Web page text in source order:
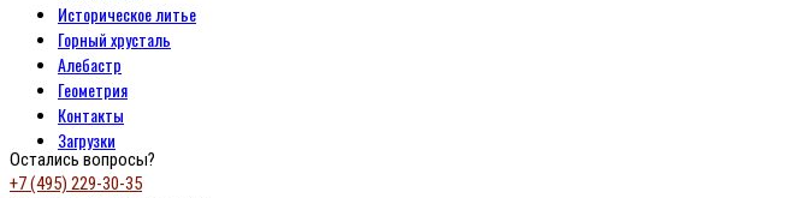
Историческое литье
Горный хрусталь
Алебастр
Геометрия
Контакты
Загрузки
Остались вопросы?
+7 (495) 229-30-35